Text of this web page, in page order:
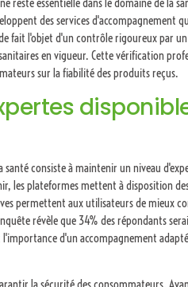
des services d'accompagnement
fait l'objet d'un contrôle rigoureux par
en vigueur. Cette vérification
sur la fiabilité des produits reçus.
santé consiste à maintenir un niveau
les plateformes mettent à disposition
permettent aux utilisateurs de mieux
révèle que 34% des répondants
d'un accompagnement